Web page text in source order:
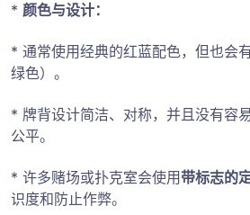
* 颜色与设计：
* 通常使用经典的红蓝配色，但也会
绿色）。
* 牌背设计简洁、对称，并且没有容
公平。
* 许多赌场或扑克室会使用带标志的
识度和防止作弊。